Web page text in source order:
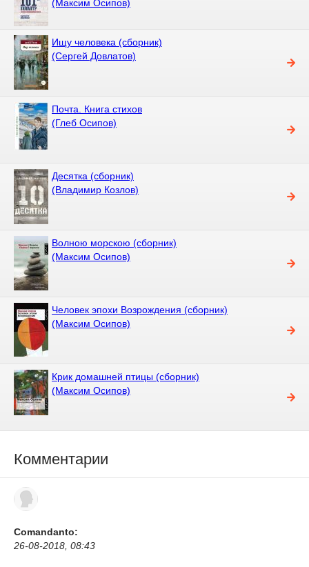
(Максим Осипов)
Ищу человека (сборник)
(Сергей Довлатов)
Почта. Книга стихов
(Глеб Осипов)
Десятка (сборник)
(Владимир Козлов)
Волною морскою (сборник)
(Максим Осипов)
Человек эпохи Возрождения (сборник)
(Максим Осипов)
Крик домашней птицы (сборник)
(Максим Осипов)
Комментарии
Comandanto:
26-08-2018, 08:43